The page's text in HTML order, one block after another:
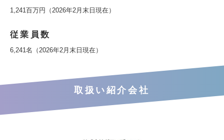
1,241百万円（2026年2月末日現在）
従業員数
6,241名（2026年2月末日現在）
取扱い紹介会社